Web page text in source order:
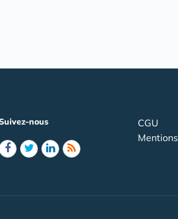
nous
CGU